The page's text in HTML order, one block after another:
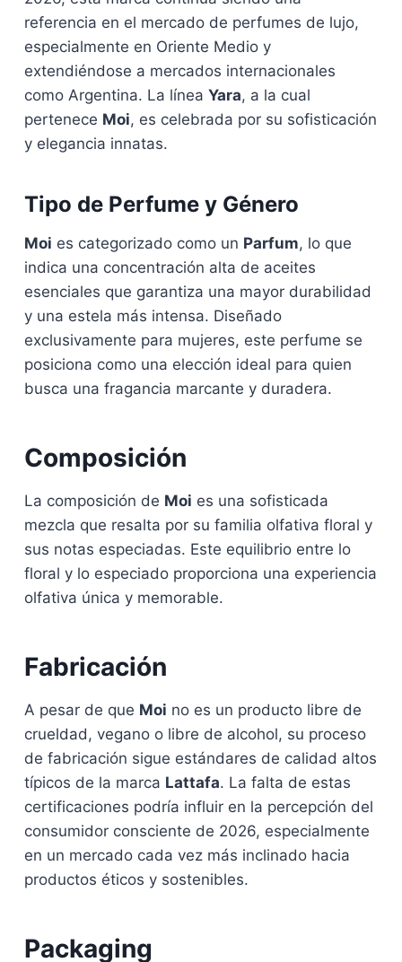
referencia en el mercado de perfumes de lujo,
especialmente en Oriente Medio y
extendiéndose a mercados internacionales
como Argentina. La línea Yara, a la cual
pertenece Moi, es celebrada por su sofisticación
y elegancia innatas.
Tipo de Perfume y Género
Moi es categorizado como un Parfum, lo que
indica una concentración alta de aceites
esenciales que garantiza una mayor durabilidad
y una estela más intensa. Diseñado
exclusivamente para mujeres, este perfume se
posiciona como una elección ideal para quien
busca una fragancia marcante y duradera.
Composición
La composición de Moi es una sofisticada
mezcla que resalta por su familia olfativa floral y
sus notas especiadas. Este equilibrio entre lo
floral y lo especiado proporciona una experiencia
olfativa única y memorable.
Fabricación
A pesar de que Moi no es un producto libre de
crueldad, vegano o libre de alcohol, su proceso
de fabricación sigue estándares de calidad altos
típicos de la marca Lattafa. La falta de estas
certificaciones podría influir en la percepción del
consumidor consciente de 2026, especialmente
en un mercado cada vez más inclinado hacia
productos éticos y sostenibles.
Packaging